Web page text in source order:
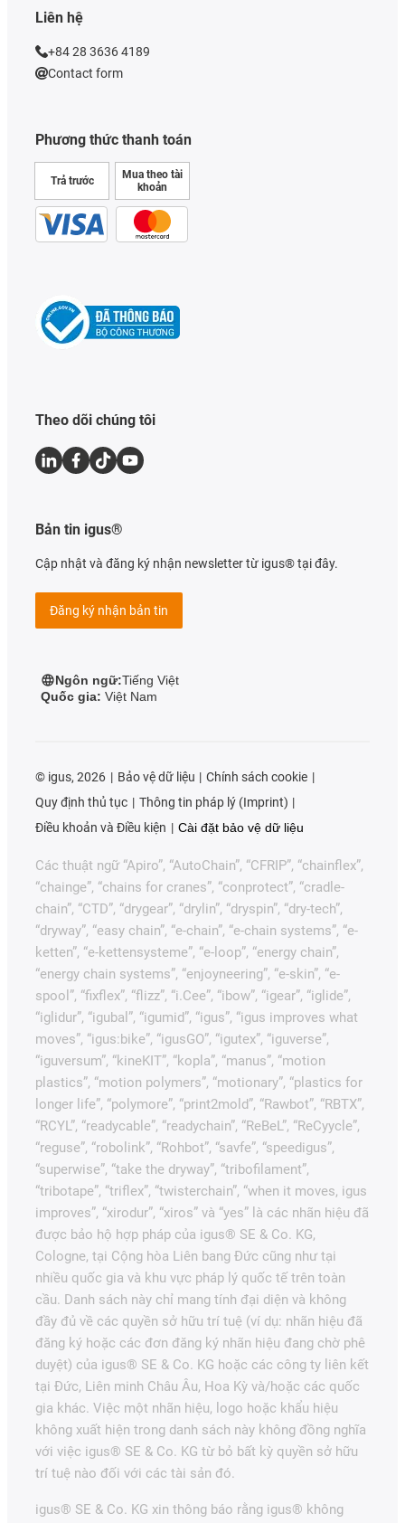
Phương thức thanh toán
Trả trước
Mua theo tài
khoản
Liên hệ
+84 28 3636 4189
Contact form
Theo dõi chúng tôi
Bản tin igus®
Cập nhật và đăng ký nhận newsletter từ igus® tại đây.
Đăng ký nhận bản tin
Ngôn ngữ:Tiếng Việt
Quốc gia: Việt Nam
© igus, 2026 Bảo vệ dữ liệu
Chính sách cookie
Quy định thủ tục
Thông tin pháp lý (Imprint)
Điều khoản và Điều kiện
Cài đặt bảo vệ dữ liệu
Các thuật ngữ “Apiro”, “AutoChain”, “CFRIP”, “chainflex”,
“chainge”, “chains for cranes”, “conprotect”, “cradle-
chain”, “CTD”, “drygear”, “drylin”, “dryspin”, “dry-tech”,
“dryway”, “easy chain”, “e-chain”, “e-chain systems”, “e-
ketten”, “e-kettensysteme”, “e-loop”, “energy chain”,
“energy chain systems”, “enjoyneering”, “e-skin”, “e-
spool”, “fixflex”, “flizz”, “i.Cee”, “ibow”, “igear”, “iglide”,
“iglidur”, “igubal”, “igumid”, “igus”, “igus improves what
moves”, “igus:bike”, “igusGO”, “igutex”, “iguverse”,
“iguversum”, “kineKIT”, “kopla”, “manus”, “motion
plastics”, “motion polymers”, “motionary”, “plastics for
longer life”, “polymore”, “print2mold”, “Rawbot”, “RBTX”,
“RCYL”, “readycable”, “readychain”, “ReBeL”, “ReCyycle”,
“reguse”, “robolink”, “Rohbot”, “savfe”, “speedigus”,
“superwise”, “take the dryway”, “tribofilament”,
“tribotape”, “triflex”, “twisterchain”, “when it moves, igus
improves”, “xirodur”, “xiros” và “yes” là các nhãn hiệu đã
được bảo hộ hợp pháp của igus® SE & Co. KG,
Cologne, tại Cộng hòa Liên bang Đức cũng như tại
nhiều quốc gia và khu vực pháp lý quốc tế trên toàn
cầu. Danh sách này chỉ mang tính đại diện và không
đầy đủ về các quyền sở hữu trí tuệ (ví dụ: nhãn hiệu đã
đăng ký hoặc các đơn đăng ký nhãn hiệu đang chờ phê
duyệt) của igus® SE & Co. KG hoặc các công ty liên kết
tại Đức, Liên minh Châu Âu, Hoa Kỳ và/hoặc các quốc
gia khác. Việc một nhãn hiệu, logo hoặc khẩu hiệu
không xuất hiện trong danh sách này không đồng nghĩa
với việc igus® SE & Co. KG từ bỏ bất kỳ quyền sở hữu
trí tuệ nào đối với các tài sản đó.
igus® SE & Co. KG xin thông báo rằng igus® không